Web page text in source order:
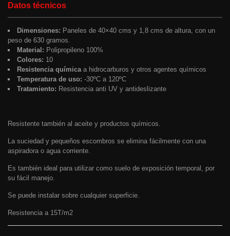
Datos técnicos
Dimensiones: Paneles de 40×40 cms y 1,8 cms de altura, con un
peso de 630 gramos.
Material: Polipropileno 100%
Colores: 10
Resistencia química a hidrocarburos y otros agentes químicos
Temperatura de uso: -30ºC a 120ºC
Tratamiento: Resistencia anti UV y antideslizante
Resistente también al aceite y productos químicos.
La suciedad y pequeños escombros se elimina fácilmente con una
aspiradora o agua corriente.
Es también ideal para utilizar como suelo de exposición temporal, por
su fácil manejo.
Se puede instalar sobre cualquier superficie.
Resistencia a 15T/m2​